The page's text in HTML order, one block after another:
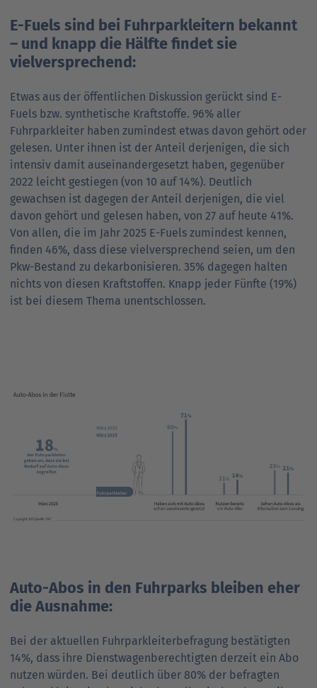
E-Fuels sind bei Fuhrparkleitern bekannt
– und knapp die Hälfte findet sie
vielversprechend:
Etwas aus der öffentlichen Diskussion gerückt sind E-
Fuels bzw. synthetische Kraftstoffe. 96% aller
Fuhrparkleiter haben zumindest etwas davon gehört oder
gelesen. Unter ihnen ist der Anteil derjenigen, die sich
intensiv damit auseinandergesetzt haben, gegenüber
2022 leicht gestiegen (von 10 auf 14%). Deutlich
gewachsen ist dagegen der Anteil derjenigen, die viel
davon gehört und gelesen haben, von 27 auf heute 41%.
Von allen, die im Jahr 2025 E-Fuels zumindest kennen,
finden 46%, dass diese vielversprechend seien, um den
Pkw-Bestand zu dekarbonisieren. 35% dagegen halten
nichts von diesen Kraftstoffen. Knapp jeder Fünfte (19%)
ist bei diesem Thema unentschlossen.
Auto-Abos in den Fuhrparks bleiben eher
die Ausnahme:
Bei der aktuellen Fuhrparkleiterbefragung bestätigten
14%, dass ihre Dienstwagenberechtigten derzeit ein Abo
nutzen würden. Bei deutlich über 80% der befragten